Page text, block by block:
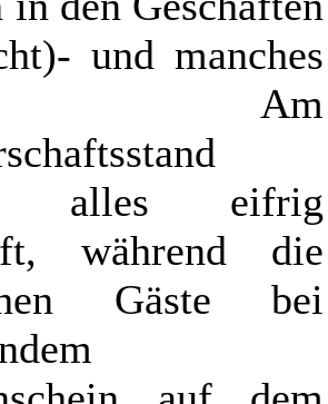
und manches
Am
alles eifrig
während die
Gäste bei